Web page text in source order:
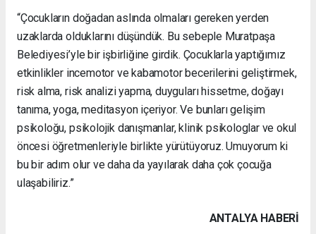
“Çocukların doğadan aslında olmaları gereken yerden
uzaklarda olduklarını düşündük. Bu sebeple Muratpaşa
Belediyesi’yle bir işbirliğine girdik. Çocuklarla yaptığımız
etkinlikler incemotor ve kabamotor becerilerini geliştirmek,
risk alma, risk analizi yapma, duyguları hissetme, doğayı
tanıma, yoga, meditasyon içeriyor. Ve bunları gelişim
psikoloğu, psikolojik danışmanlar, klinik psikologlar ve okul
öncesi öğretmenleriyle birlikte yürütüyoruz. Umuyorum ki
bu bir adım olur ve daha da yayılarak daha çok çocuğa
ulaşabiliriz.”
ANTALYA HABERİ